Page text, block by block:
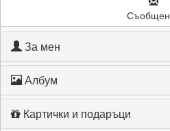
За мен
Албум
Картички и подаръци